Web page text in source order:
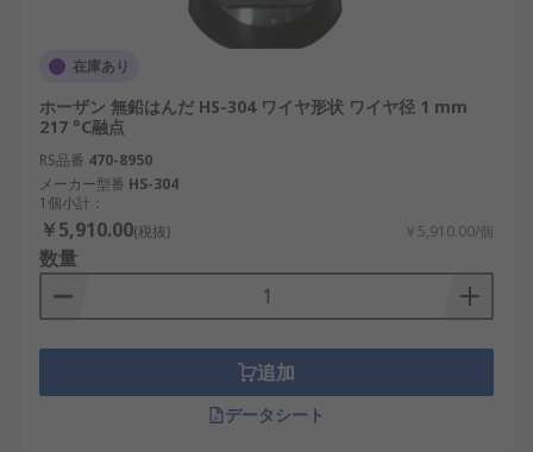
在庫あり
ホーザン 無鉛はんだ HS-304 ワイヤ形状 ワイヤ径 1 mm
217 °C融点
RS品番 470-8950
メーカー型番 HS-304
1個小計：
￥5,910.00(税抜) ￥5,910.00/個
数量
追加
データシート